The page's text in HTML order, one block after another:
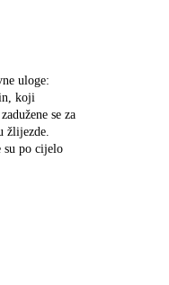
uloge:
koji
se za
žlijezde.
su po cijelo